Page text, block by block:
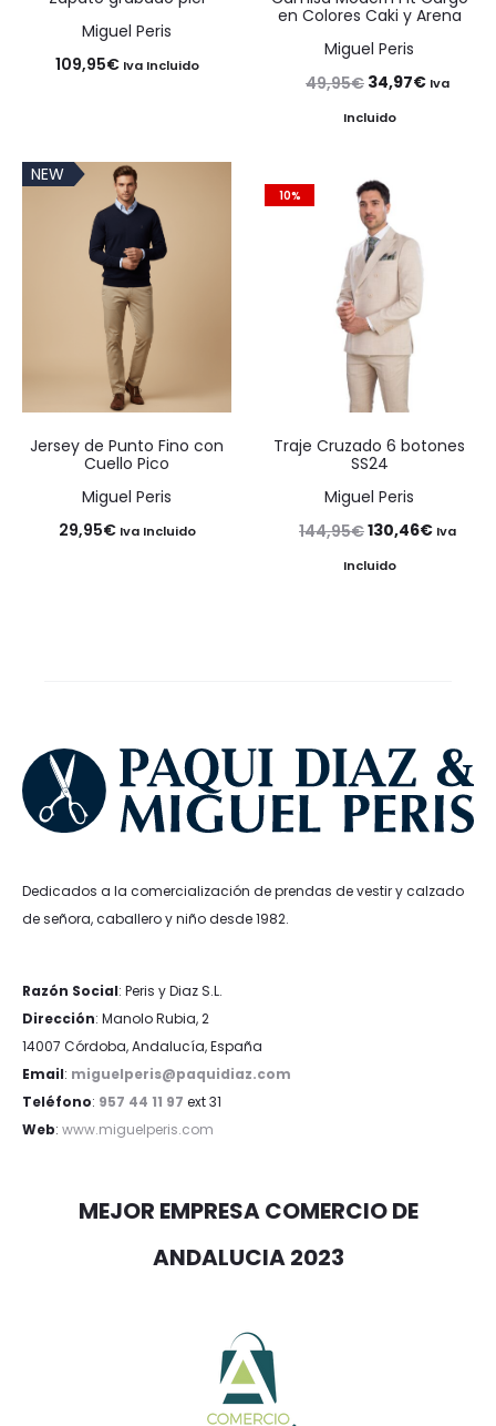
Miguel Peris
109,95€ Iva Incluido
en Colores Caki y Arena
Miguel Peris
49,95€ El
precio
era:
49,95€.
34,97€ElIva
Incluido
NEW
Jersey de Punto Fino con
Cuello Pico
Miguel Peris
29,95€ Iva Incluido
10%
Traje Cruzado 6 botones
SS24
Miguel Peris
144,95€El
precio
130,46€ElIva
Incluido
Dedicados a la comercialización de prendas de vestir y calzado
de señora, caballero y niño desde 1982.
Razón Social: Peris y Diaz S.L.
Dirección: Manolo Rubia, 2
14007 Córdoba, Andalucía, España
Email: miguelperis@paquidiaz.com
Teléfono: 957 44 11 97 ext 31
Web: www.miguelperis.com
MEJOR EMPRESA COMERCIO DE
ANDALUCIA 2023